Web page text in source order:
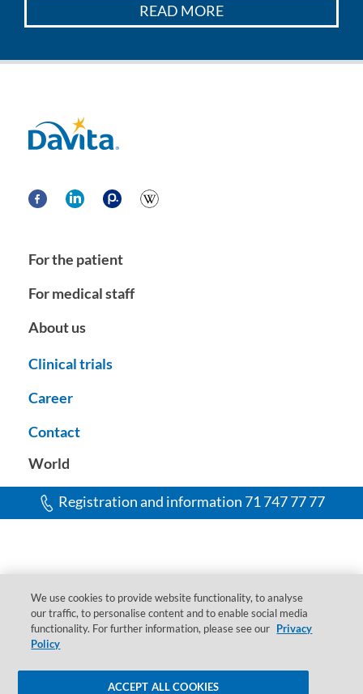
READ MORE
Davita
For the patient
For medical staff
About us
Clinical trials
Career
Contact
World
Registration and information 71 747 77 77
© 2004-2020 DaVita Inc. All rights reserved. COOKIE SETTINGS
Personal data protection at DaVita
Information clauses
Shopping
Contact your physician if you need diagnosis and/or treatment, as well as
We use cookies to provide website functionality, to analyse
our traffic, to personalise content and to enable social media
functionality. For further information, please see our Privacy
Policy
ACCEPT ALL COOKIES